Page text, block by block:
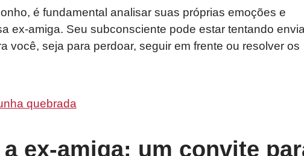
é fundamental analisar suas próprias emoções e
ex-amiga. Seu subconsciente pode estar tentando
você, seja para perdoar, seguir em frente ou resolver os
quebrada
ex-amiga: um convite